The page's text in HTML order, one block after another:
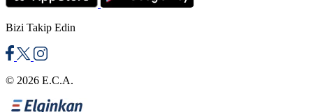
Bizi Takip Edin
© 2026 E.C.A.